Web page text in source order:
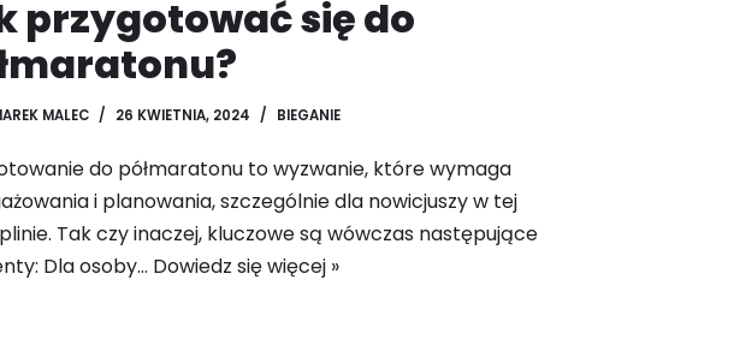
przygotować się do
MALEC 26 KWIETNIA, 2024 BIEGANIE
do półmaratonu to wyzwanie, które wymaga
i planowania, szczególnie dla nowicjuszy w tej
Tak czy inaczej, kluczowe są wówczas następujące
Dla osoby… Dowiedz się więcej »